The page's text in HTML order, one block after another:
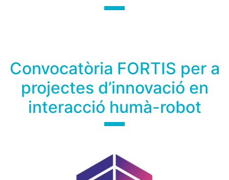
Convocatòria FORTIS per a
projectes d’innovació en
interacció humà-robot